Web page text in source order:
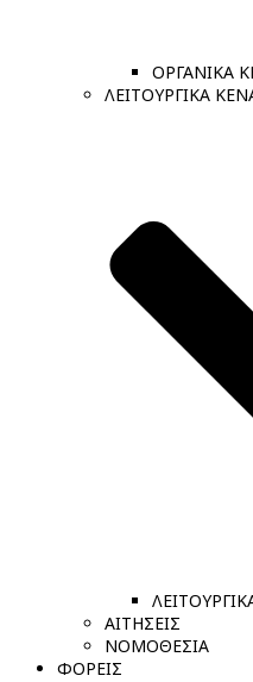
ΟΡΓΑΝΙΚΑ
ΛΕΙΤΟΥΡΓΙΚΑ
ΑΙΤΗΣΕΙΣ
ΝΟΜΟΘΕΣΙΑ
ΦΟΡΕΙΣ